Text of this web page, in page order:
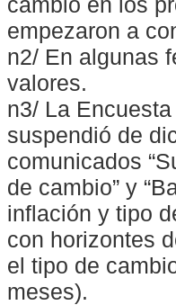
empezaron a
n2/ En algunas
valores.
n3/ La
suspendió de
comunicados
de cambio” y
inflación y tipo
con horizontes
el tipo de
meses).